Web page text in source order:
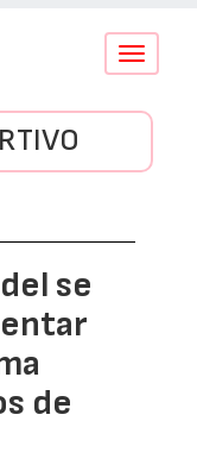
Conmutar
se
de